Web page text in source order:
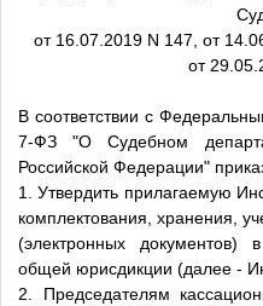
от 16.07.2019 N 147, от
от
В соответствии с
7-ФЗ "О Судебном
Российской Федерации"
1. Утвердить прилагаемую
комплектования, хранения,
(электронных документов)
общей юрисдикции (далее -
2. Председателям